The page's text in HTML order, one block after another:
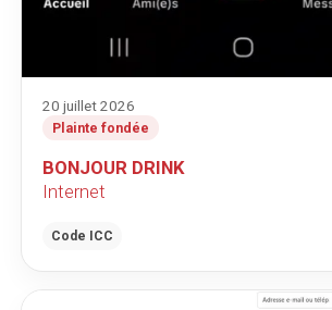
20 juillet 2026
Plainte fondée
BONJOUR DRINK
Internet
Code ICC